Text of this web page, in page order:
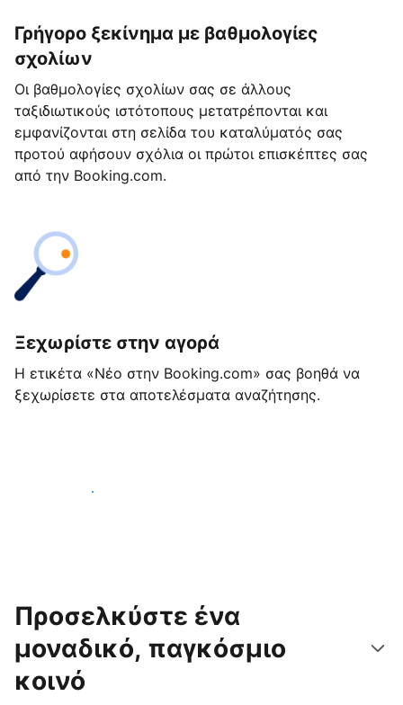
Γρήγορο ξεκίνημα με βαθμολογίες
σχολίων
Οι βαθμολογίες σχολίων σας σε άλλους
ταξιδιωτικούς ιστότοπους μετατρέπονται και
εμφανίζονται στη σελίδα του καταλύματός σας
προτού αφήσουν σχόλια οι πρώτοι επισκέπτες σας
από την Booking.com.
Ξεχωρίστε στην αγορά
Η ετικέτα «Νέο στην Booking.com» σας βοηθά να
ξεχωρίσετε στα αποτελέσματα αναζήτησης.
Ξεκινήστε σήμερα
Προσελκύστε ένα
μοναδικό, παγκόσμιο
κοινό